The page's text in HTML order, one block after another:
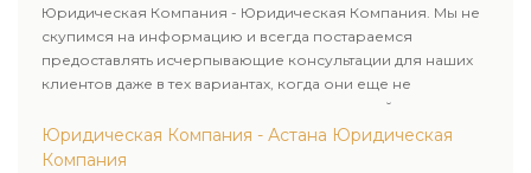
Юридическая Компания - Юридическая Компания. Мы не
скупимся на информацию и всегда постараемся
предоставлять исчерпывающие консультации для наших
клиентов даже в тех вариантах, когда они еще не
пользовались юридическими услугами нашей компании.
Юридическая Компания - Астана Юридическая
Компания